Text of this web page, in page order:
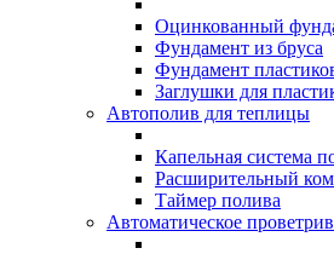
Оцинкованный
Фундамент из бруса
Фундамент
Заглушки для
Автополив для теплицы
Капельная система
Расширительный
Таймер полива
Автоматическое